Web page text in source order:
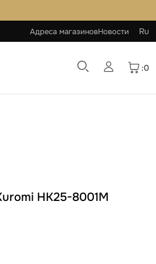
Адреса магазиновНовости Ru
:0
HK25-8001M